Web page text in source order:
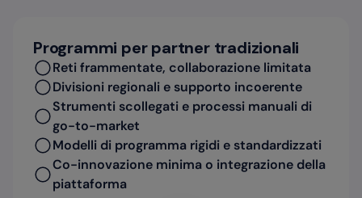
Programmi per partner tradizionali
Reti frammentate, collaborazione limitata
Divisioni regionali e supporto incoerente
Strumenti scollegati e processi manuali di
go-to-market
Modelli di programma rigidi e standardizzati
Co-innovazione minima o integrazione della
piattaforma